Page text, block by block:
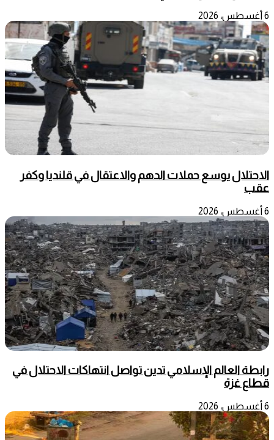
6 أغسطس، 2026
الاحتلال يوسع حملات الدهم والاعتقال في قلنديا وكفر
عقب
6 أغسطس، 2026
رابطة العالم الإسلامي تدين تواصل انتهاكات الاحتلال في
قطاع غزة
6 أغسطس، 2026